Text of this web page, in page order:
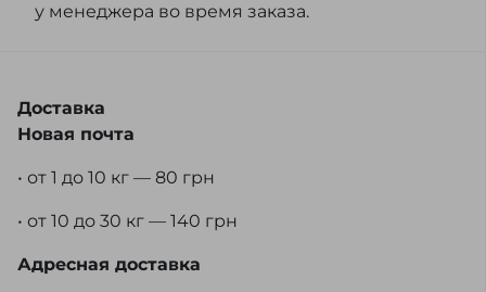
у менеджера во время заказа.
Доставка
Новая почта
• от 1 до 10 кг — 80 грн
• от 10 до 30 кг — 140 грн
Адресная доставка